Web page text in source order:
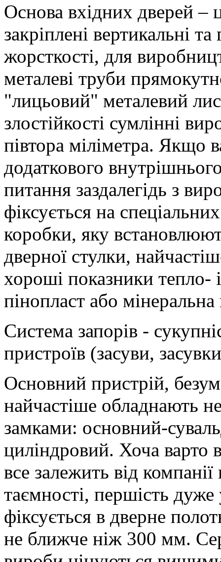
Основа вхідних дверей –
закріплені вертикальні
жорсткості, для
металеві труби
"лицьовий" металевий
злостійкості сумлінні
півтора міліметра. Якщо
додаткового
питання заздалегідь з
фіксується на
коробки, яку
дверної стулки,
хороші показники тепло-
пінопласт або мінеральна
Система запорів -
пристроїв (засуви,
Основний пристрій,
найчастіше обладнають
замками: основний-
циліндровий. Хоча варто
все залежить від
таємності, першість
фіксується в дверне
не ближче ніж 300 мм.